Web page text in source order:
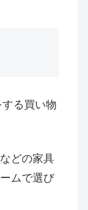
る買い物
どの家具
ムで選び